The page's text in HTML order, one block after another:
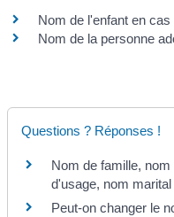
Nom de l'enfant en
Nom de la personne
Questions ? Réponses !
Nom de famille,
d'usage, nom
Peut-on changer le